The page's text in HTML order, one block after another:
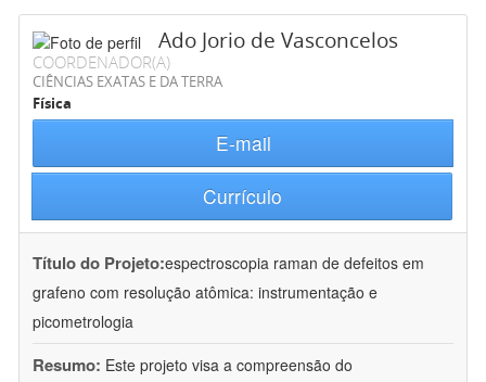
Ado Jorio de Vasconcelos
COORDENADOR(A)
CIÊNCIAS EXATAS E DA TERRA
Física
E-mail
Currículo
Título do Projeto:espectroscopia raman de defeitos em
grafeno com resolução atômica: instrumentação e
picometrologia
Resumo: Este projeto visa a compreensão do